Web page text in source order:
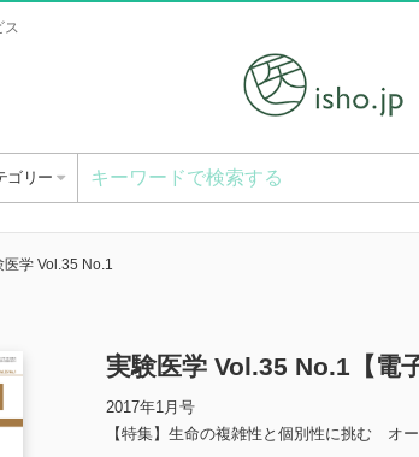
ス
ゴリー
医学 Vol.35 No.1
実験医学 Vol.35 No.1【電
2017年1月号
【特集】生命の複雑性と個別性に挑む オ